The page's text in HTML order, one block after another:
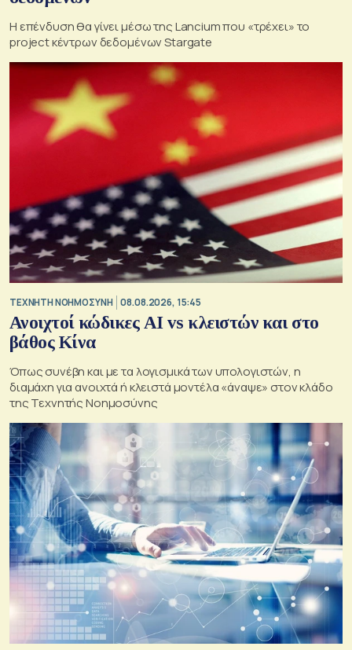
Η επένδυση θα γίνει μέσω της Lancium που «τρέχει» το
project κέντρων δεδομένων Stargate
TΕΧΝΗΤΗ ΝΟΗΜΟΣΥΝΗ 08.08.2026, 15:45
Ανοιχτοί κώδικες AI vs κλειστών και στο
βάθος Κίνα
Όπως συνέβη και με τα λογισμικά των υπολογιστών, η
διαμάχη για ανοιχτά ή κλειστά μοντέλα «άναψε» στον κλάδο
της Τεχνητής Νοημοσύνης